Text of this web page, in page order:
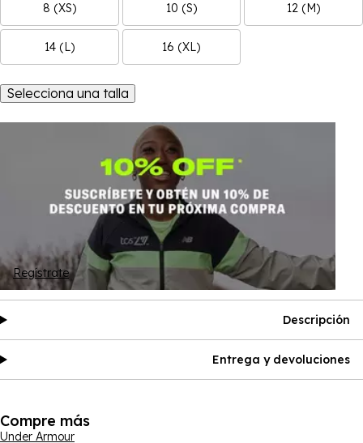
8 (XS) 10 (S) 12 (M)
14 (L) 16 (XL)
Selecciona una talla
Regístrate
Descripción
Entrega y devoluciones
Compre más
Under Armour